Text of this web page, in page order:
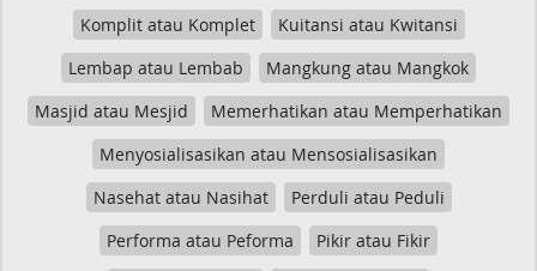
Komplit atau Komplet
Kuitansi atau Kwitansi
Lembap atau Lembab
Mangkung atau Mangkok
Masjid atau Mesjid
Memerhatikan atau Memperhatikan
Menyosialisasikan atau Mensosialisasikan
Nasehat atau Nasihat
Perduli atau Peduli
Performa atau Peforma
Pikir atau Fikir